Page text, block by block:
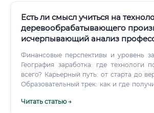
Есть ли смысл учиться на
деревообрабатывающего
исчерпывающий анализ
Финансовые перспективы и уровень
География заработка: где технологи
всего? Карьерный путь: от старта до
Образовательный трек: как и где
вход в профессию без опыта Экономика обучения:
Читать статью →